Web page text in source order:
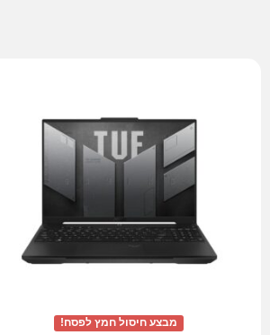
מבצע חיסול חמץ לפסח!